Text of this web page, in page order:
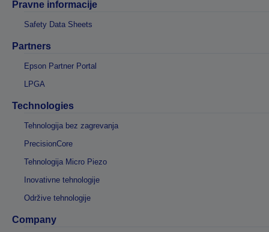
Pravne informacije
Safety Data Sheets
Partners
Epson Partner Portal
LPGA
Technologies
Tehnologija bez zagrevanja
PrecisionCore
Tehnologija Micro Piezo
Inovativne tehnologije
Održive tehnologije
Company